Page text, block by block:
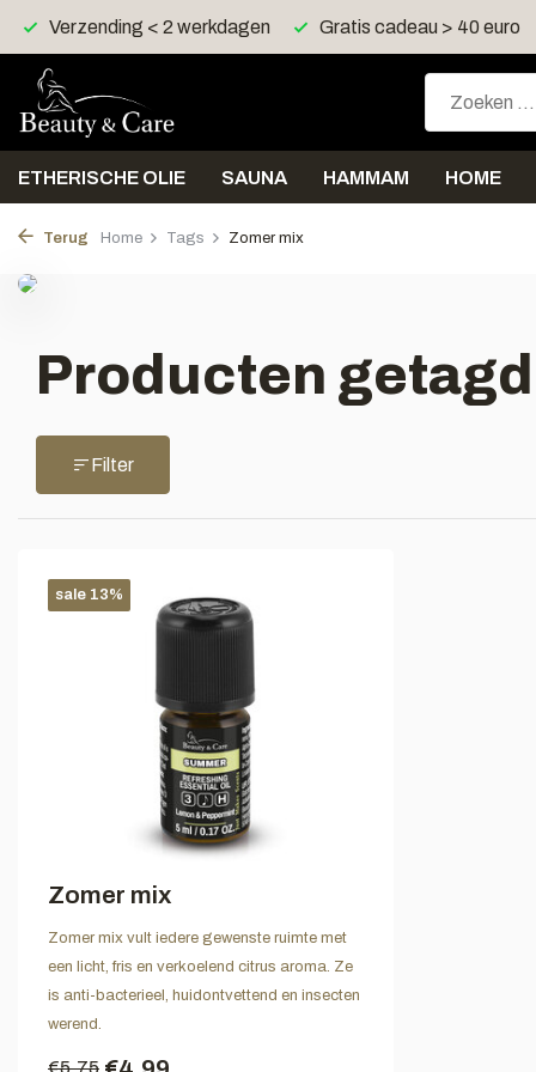
Verzending < 2 werkdagen Gratis cadeau > 40 euro
ETHERISCHE OLIE SAUNA HAMMAM HOME
Terug Home Tags Zomer mix
Producten
Filter
sale 13%
Zomer mix
Zomer mix vult iedere gewenste ruimte met
een licht, fris en verkoelend citrus aroma. Ze
is anti-bacterieel, huidontvettend en insecten
werend.
€5,75